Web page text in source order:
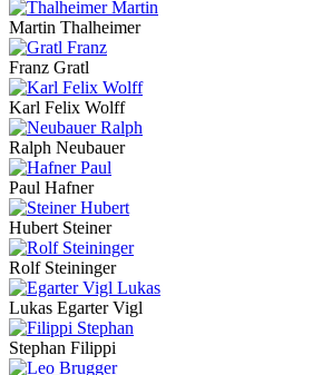
Martin Thalheimer
Franz Gratl
Karl Felix Wolff
Ralph Neubauer
Paul Hafner
Hubert Steiner
Rolf Steininger
Lukas Egarter Vigl
Stephan Filippi